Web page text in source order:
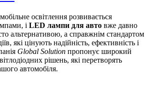
освітлення розвивається
і LED лампи для авто вже давно
альтернативою, а справжнім стандартом
які цінують надійність, ефективність і
Global Solution пропонує широкий
рішень, які перетворять
автомобіля.